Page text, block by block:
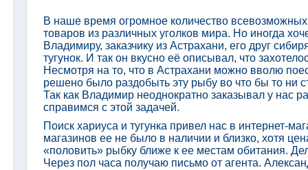
В наше время огромное количество
товаров из различных уголков мира. Но иногда
Владимиру, заказчику из Астрахани, его друг
тугунок. И так он вкусно её описывал, что
Несмотря на то, что в Астрахани можно вволю
решено было раздобыть эту рыбу во что бы то ни
Так как Владимир неоднократно заказывал у нас
справимся с этой задачей.
Поиск хариуса и тугунка привел нас в интернет-
магазинов ее не было в наличии и близко, хотя
«половить» рыбку ближе к ее местам обитания.
Через пол часа получаю письмо от агента.